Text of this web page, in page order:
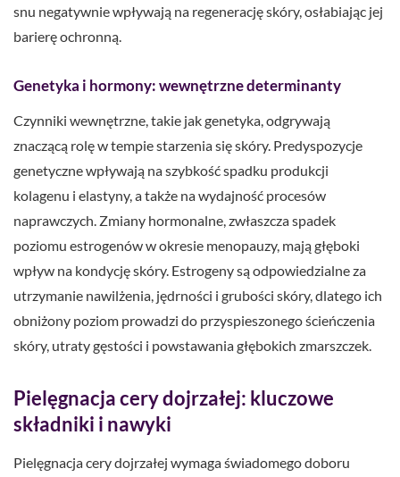
snu negatywnie wpływają na regenerację skóry, osłabiając jej
barierę ochronną.
Genetyka i hormony: wewnętrzne determinanty
Czynniki wewnętrzne, takie jak genetyka, odgrywają
znaczącą rolę w tempie starzenia się skóry. Predyspozycje
genetyczne wpływają na szybkość spadku produkcji
kolagenu i elastyny, a także na wydajność procesów
naprawczych. Zmiany hormonalne, zwłaszcza spadek
poziomu estrogenów w okresie menopauzy, mają głęboki
wpływ na kondycję skóry. Estrogeny są odpowiedzialne za
utrzymanie nawilżenia, jędrności i grubości skóry, dlatego ich
obniżony poziom prowadzi do przyspieszonego ścieńczenia
skóry, utraty gęstości i powstawania głębokich zmarszczek.
Pielęgnacja cery dojrzałej: kluczowe
składniki i nawyki
Pielęgnacja cery dojrzałej wymaga świadomego doboru